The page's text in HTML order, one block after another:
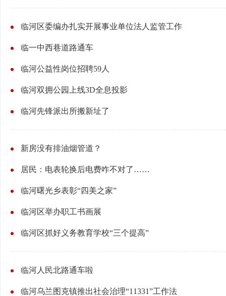
临河区委编办扎实开展事业单位法人监管工作
临一中西巷道路通车
临河公益性岗位招聘59人
临河双拥公园上线3D全息投影
临河先锋派出所搬新址了
新房没有排油烟管道？
居民：电表轮换后电费咋不对了……
临河曙光乡表彰“四美之家”
临河区举办职工书画展
临河区抓好义务教育学校“三个提高”
临河人民北路通车啦
临河乌兰图克镇推出社会治理“11331”工作法